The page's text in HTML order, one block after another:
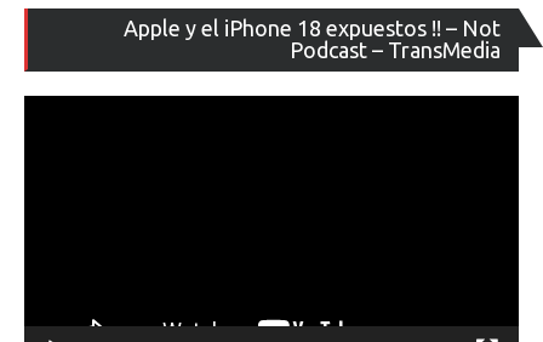
Apple y el iPhone 18 expuestos !! – Not
Podcast – TransMedia
de